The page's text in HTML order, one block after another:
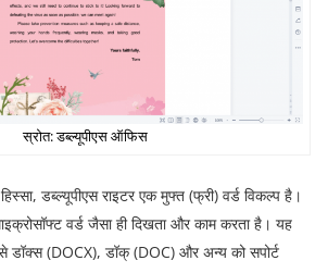
स्रोत: डब्ल्यूपीएस ऑफिस
डब्ल्यूपीएस राइटर एक मुफ्त (फ्री) वर्ड विकल्प है।
वर्ड जैसा ही दिखता और काम करता है। यह
डॉक्स (DOCX), डॉक् (DOC) और अन्य को सपोर्ट